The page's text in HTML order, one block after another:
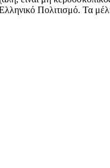
Πολιτισμό. Τα